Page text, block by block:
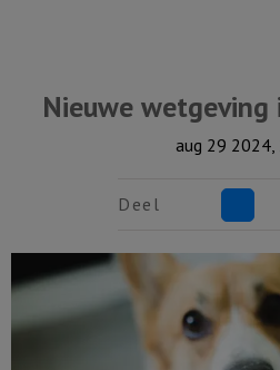
Nieuwe
aug 29 2024,
Deel